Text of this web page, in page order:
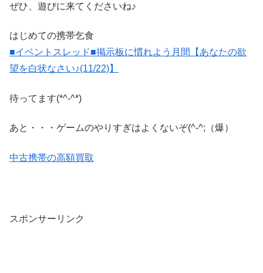
ぜひ、遊びに来てくださいね♪
はじめての携帯乞食
■イベントスレッド■掲示板に慣れよう月間【あなたの欲
望を白状なさい♪(11/22)】
待ってます(*^-^*)
あと・・・ゲームのやりすぎはよくないぞ(^-^;（爆）
中古携帯の高額買取
スポンサーリンク